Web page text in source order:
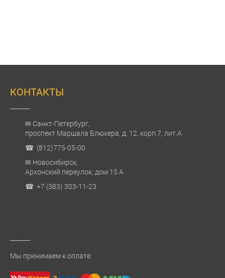
КОНТАКТЫ
✉ Санкт-Петербург,
проспект Маршала Блюхера, д. 12, корп.7, лит.А
☎ (812)775-05-00
✉ Новосибирск,
Архонский переулок, дом 15 А
☎ +7 (383) 303-11-23
Мы принимаем к оплате: